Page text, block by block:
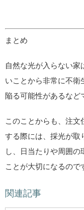
まとめ
自然な光が入らない
いことから非常に不衛
陥る可能性があるなど
このことからも、注
する際には、採光が取
し、日当たりや周囲
ことが大切になるので
関連記事